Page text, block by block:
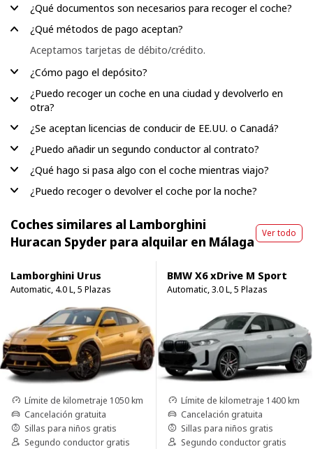
¿Qué documentos son necesarios para recoger el coche?
¿Qué métodos de pago aceptan?
Aceptamos tarjetas de débito/crédito.
¿Cómo pago el depósito?
¿Puedo recoger un coche en una ciudad y devolverlo en
otra?
¿Se aceptan licencias de conducir de EE.UU. o Canadá?
¿Puedo añadir un segundo conductor al contrato?
¿Qué hago si pasa algo con el coche mientras viajo?
¿Puedo recoger o devolver el coche por la noche?
Coches similares al Lamborghini
Huracan Spyder para alquilar en Málaga
Ver todo
Lamborghini Urus
Automatic, 4.0 L, 5 Plazas
Límite de kilometraje 1050 km
Cancelación gratuita
Sillas para niños gratis
Segundo conductor gratis
BMW X6 xDrive M Sport
Automatic, 3.0 L, 5 Plazas
Límite de kilometraje 1400 km
Cancelación gratuita
Sillas para niños gratis
Segundo conductor gratis